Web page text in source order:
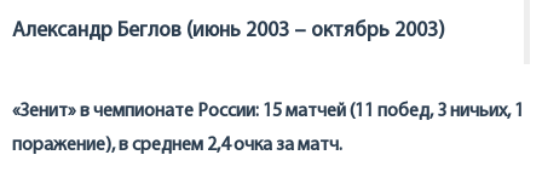
Александр Беглов (июнь 2003 – октябрь 2003)
«Зенит» в чемпионате России: 15 матчей (11 побед, 3 ничьих, 1
поражение), в среднем 2,4 очка за матч.